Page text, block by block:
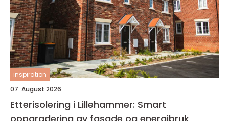
inspiration
07. August 2026
Etterisolering i Lillehammer: Smart